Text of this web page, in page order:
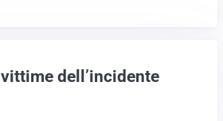
dell’incidente